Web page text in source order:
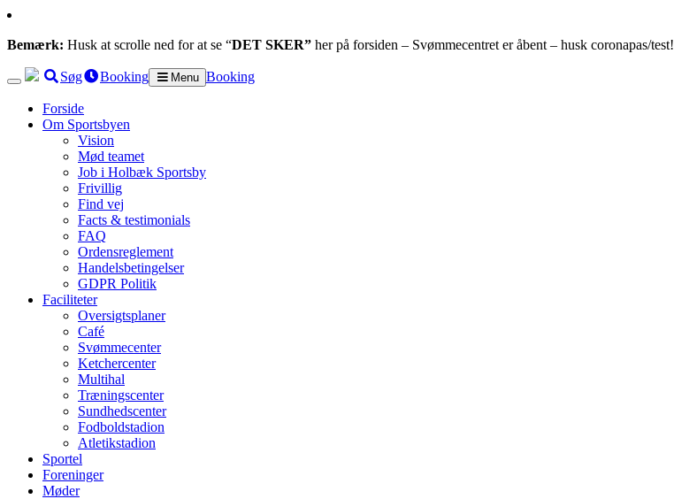
Bemærk: Husk at scrolle ned for at se “DET SKER” her på forsiden – Svømmecentret er åbent – husk coronapas/test!
Søg Booking Menu Booking
Forside
Om Sportsbyen
Vision
Mød teamet
Job i Holbæk Sportsby
Frivillig
Find vej
Facts & testimonials
FAQ
Ordensreglement
Handelsbetingelser
GDPR Politik
Faciliteter
Oversigtsplaner
Café
Svømmecenter
Ketchercenter
Multihal
Træningscenter
Sundhedscenter
Fodboldstadion
Atletikstadion
Sportel
Foreninger
Møder